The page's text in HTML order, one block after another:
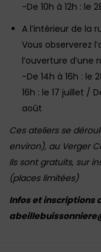
-De 10h à 12h : le
A l’intérieur de la
Vous observerez
l’ouverture d’une
-De 14h à 16h : le
16h : le 17 juillet /
août
Ces ateliers se
environ), au Verger
Ils sont gratuits, sur
(places limitées)
Infos et inscriptions